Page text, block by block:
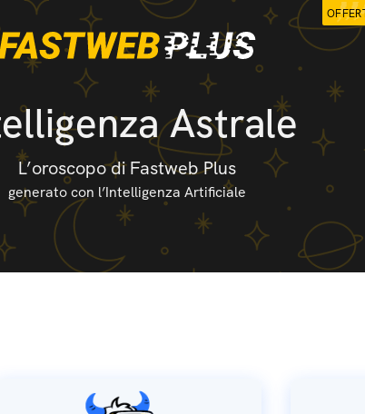
Astrale
L’oroscopo di Fastweb Plus
generato con l’Intelligenza Artificiale